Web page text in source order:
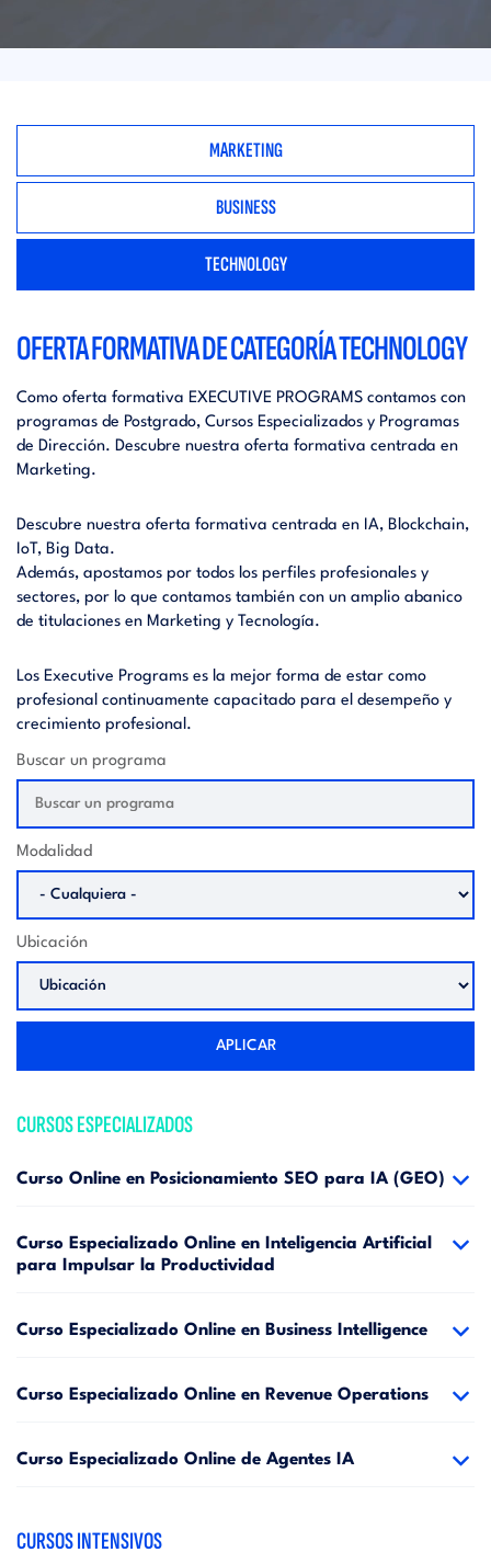
MARKETING
BUSINESS
TECHNOLOGY
OFERTA FORMATIVA DE CATEGORÍA TECHNOLOGY
Como oferta formativa EXECUTIVE PROGRAMS contamos con
programas de Postgrado, Cursos Especializados y Programas
de Dirección. Descubre nuestra oferta formativa centrada en
Marketing.
Descubre nuestra oferta formativa centrada en IA, Blockchain,
IoT, Big Data.
Además, apostamos por todos los perfiles profesionales y
sectores, por lo que contamos también con un amplio abanico
de titulaciones en Marketing y Tecnología.
Los Executive Programs es la mejor forma de estar como
profesional continuamente capacitado para el desempeño y
crecimiento profesional.
Buscar un programa
Modalidad
Ubicación
APLICAR
CURSOS ESPECIALIZADOS
Curso Online en Posicionamiento SEO para IA (GEO)
Curso Especializado Online en Inteligencia Artificial
para Impulsar la Productividad
Curso Especializado Online en Business Intelligence
Curso Especializado Online en Revenue Operations
Curso Especializado Online de Agentes IA
CURSOS INTENSIVOS